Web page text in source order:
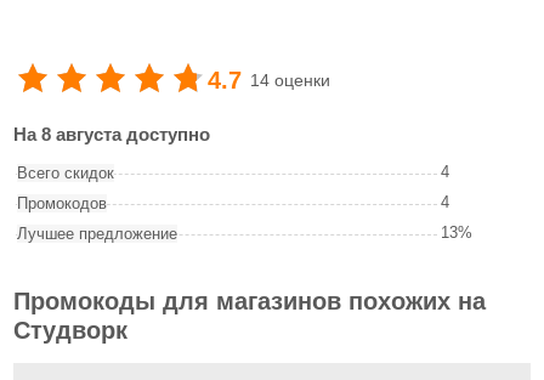
4.7 14 оценки
На 8 августа доступно
Всего скидок
4
Промокодов
4
Лучшее предложение
13%
Промокоды для магазинов похожих на
Студворк